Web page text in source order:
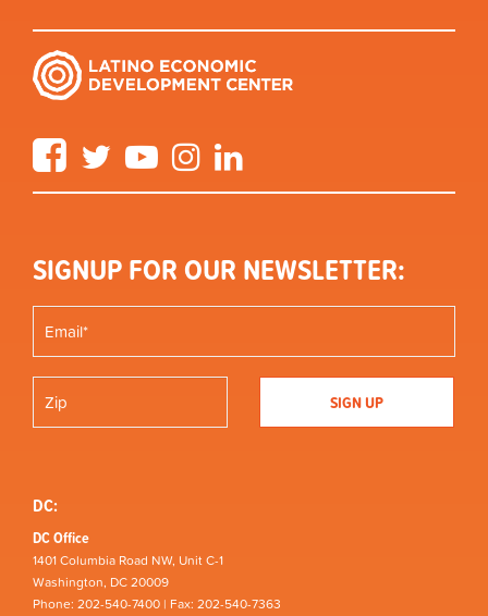
FacebookTwitter YouTube Instagram
SIGNUP FOR OUR NEWSLETTER:
DC:
DC Office
1401 Columbia Road NW, Unit C-1
Washington, DC 20009
Phone: 202-540-7400 | Fax: 202-540-7363